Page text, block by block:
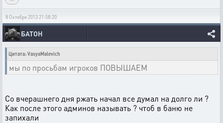
8 Октября 2013 21:58:20
БАТОН
Цитата: VasyaMalevich
мы по просьбам игроков ПОВЫШАЕМ
Со вчерашнего дня ржать начал все думал на долго ли ?
Как после этого админов называть ? чтоб в баню не
запихали